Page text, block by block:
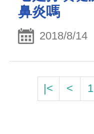
鼻炎嗎
2018/8/14
|< < 1